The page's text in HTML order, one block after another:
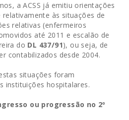
a ACSS já emitiu orientações
às situações de
relativas (enfermeiros
até 2011 e escalão de
do DL 437/91), ou seja, de
contabilizados desde 2004.
situações foram
instituições hospitalares.
ou progressão no 2º